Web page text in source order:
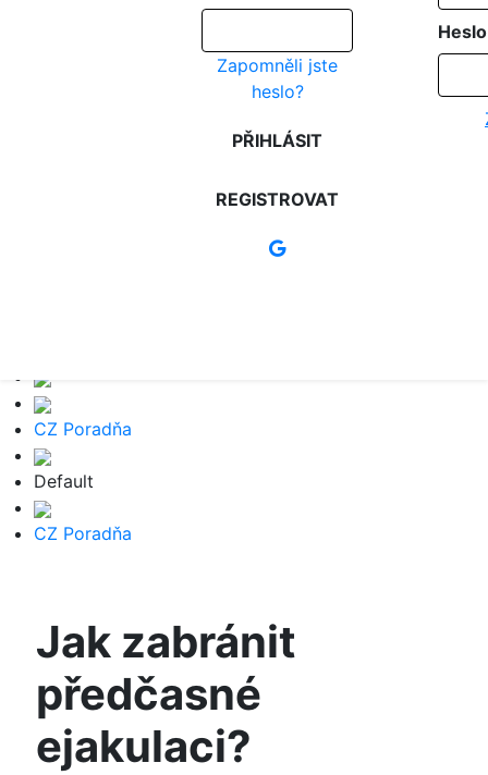
Zapomněli jste
heslo?
PŘIHLÁSIT
REGISTROVAT
CZ Poradňa
Default
CZ Poradňa
Jak zabránit
předčasné
ejakulaci?